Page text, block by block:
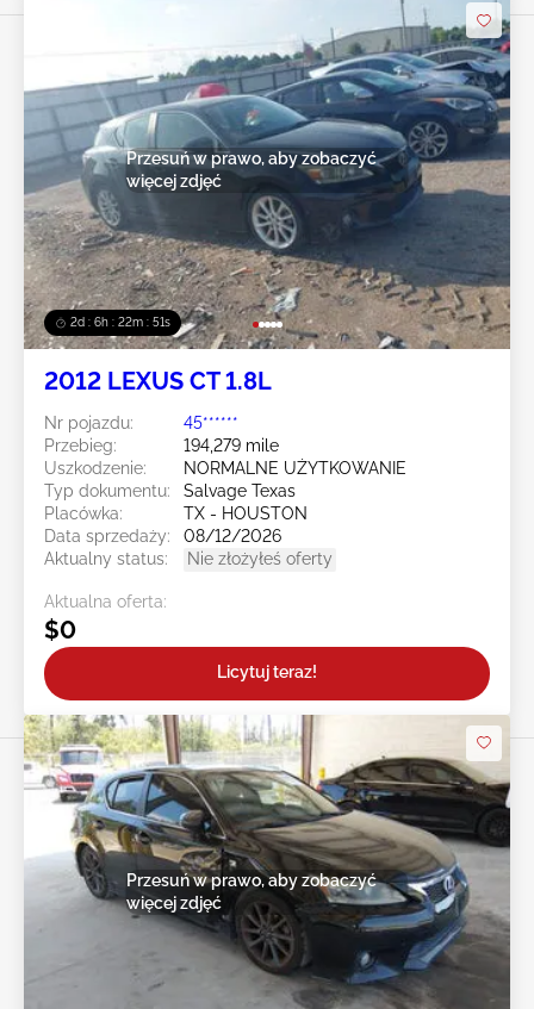
2d : 6h : 22m : 49s
Przesuń w prawo, aby zobaczyć
więcej zdjęć
2012 LEXUS CT 1.8L
Nr pojazdu:
45******
Przebieg:
194,279 mile
Uszkodzenie:
NORMALNE UŻYTKOWANIE
Typ dokumentu:
Salvage Texas
Placówka:
TX - HOUSTON
Data sprzedaży:
08/12/2026
Aktualny status:
Nie złożyłeś oferty
Aktualna oferta:
$0
Licytuj teraz!
Przesuń w prawo, aby zobaczyć
więcej zdjęć